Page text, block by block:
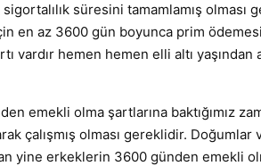
sigortalılık süresini tamamlamış
en az 3600 gün boyunca prim
vardır hemen hemen elli altı
emekli olma şartlarına baktığımız
çalışmış olması gereklidir.
yine erkeklerin 3600 günden emekli